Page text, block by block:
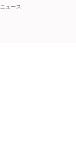
ニュース